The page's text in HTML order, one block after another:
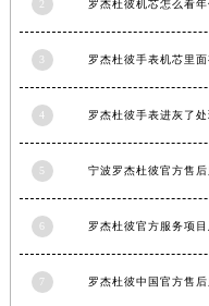
2 罗杰杜彼机芯怎么看年
罗杰杜彼手表机芯里
4 罗杰杜彼手表进灰了
5
6
7